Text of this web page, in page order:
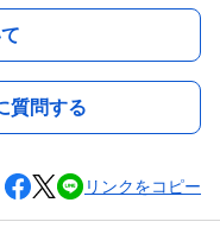
質問する
リンクをコピー